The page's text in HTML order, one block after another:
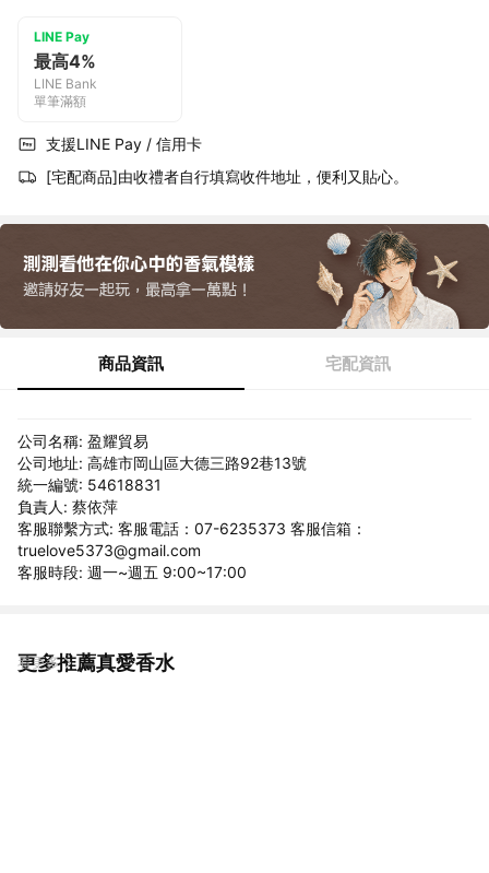
LINE Pay
最高4%
LINE Bank
單筆滿額
支援LINE Pay / 信用卡
[宅配商品]由收禮者自行填寫收件地址，便利又貼心。
商品資訊 宅配資訊
公司名稱: 盈耀貿易
公司地址: 高雄市岡山區大德三路92巷13號
統一編號: 54618831
負責人: 蔡依萍
客服聯繫方式: 客服電話：07-6235373 客服信箱：
truelove5373@gmail.com
客服時段: 週一~週五 9:00~17:00
更多推薦真愛香水
看更多